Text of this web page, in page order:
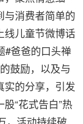
与消费者简单的
线儿童节微博话
#爸爸的口头禅
鼓励，以及与
实的分享，引发
“花式告白”热